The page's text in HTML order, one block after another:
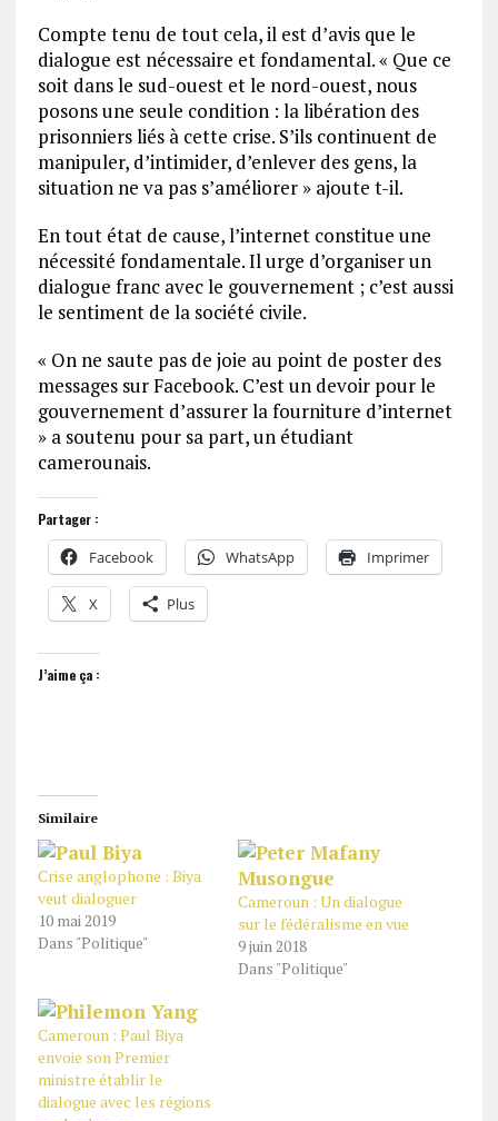
Compte tenu de tout cela, il est d’avis que le
dialogue est nécessaire et fondamental. « Que ce
soit dans le sud-ouest et le nord-ouest, nous
posons une seule condition : la libération des
prisonniers liés à cette crise. S’ils continuent de
manipuler, d’intimider, d’enlever des gens, la
situation ne va pas s’améliorer » ajoute t-il.
En tout état de cause, l’internet constitue une
nécessité fondamentale. Il urge d’organiser un
dialogue franc avec le gouvernement ; c’est aussi
le sentiment de la société civile.
« On ne saute pas de joie au point de poster des
messages sur Facebook. C’est un devoir pour le
gouvernement d’assurer la fourniture d’internet
» a soutenu pour sa part, un étudiant
camerounais.
Partager :
Facebook WhatsApp Imprimer
X Plus
J’aime ça :
Similaire
Crise anglophone : Biya
veut dialoguer
10 mai 2019
Dans "Politique"
Cameroun : Un dialogue
sur le fédéralisme en vue
9 juin 2018
Dans "Politique"
Cameroun : Paul Biya
envoie son Premier
ministre établir le
dialogue avec les régions